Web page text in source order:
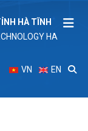
HÀ TĨNH
HA
VN EN